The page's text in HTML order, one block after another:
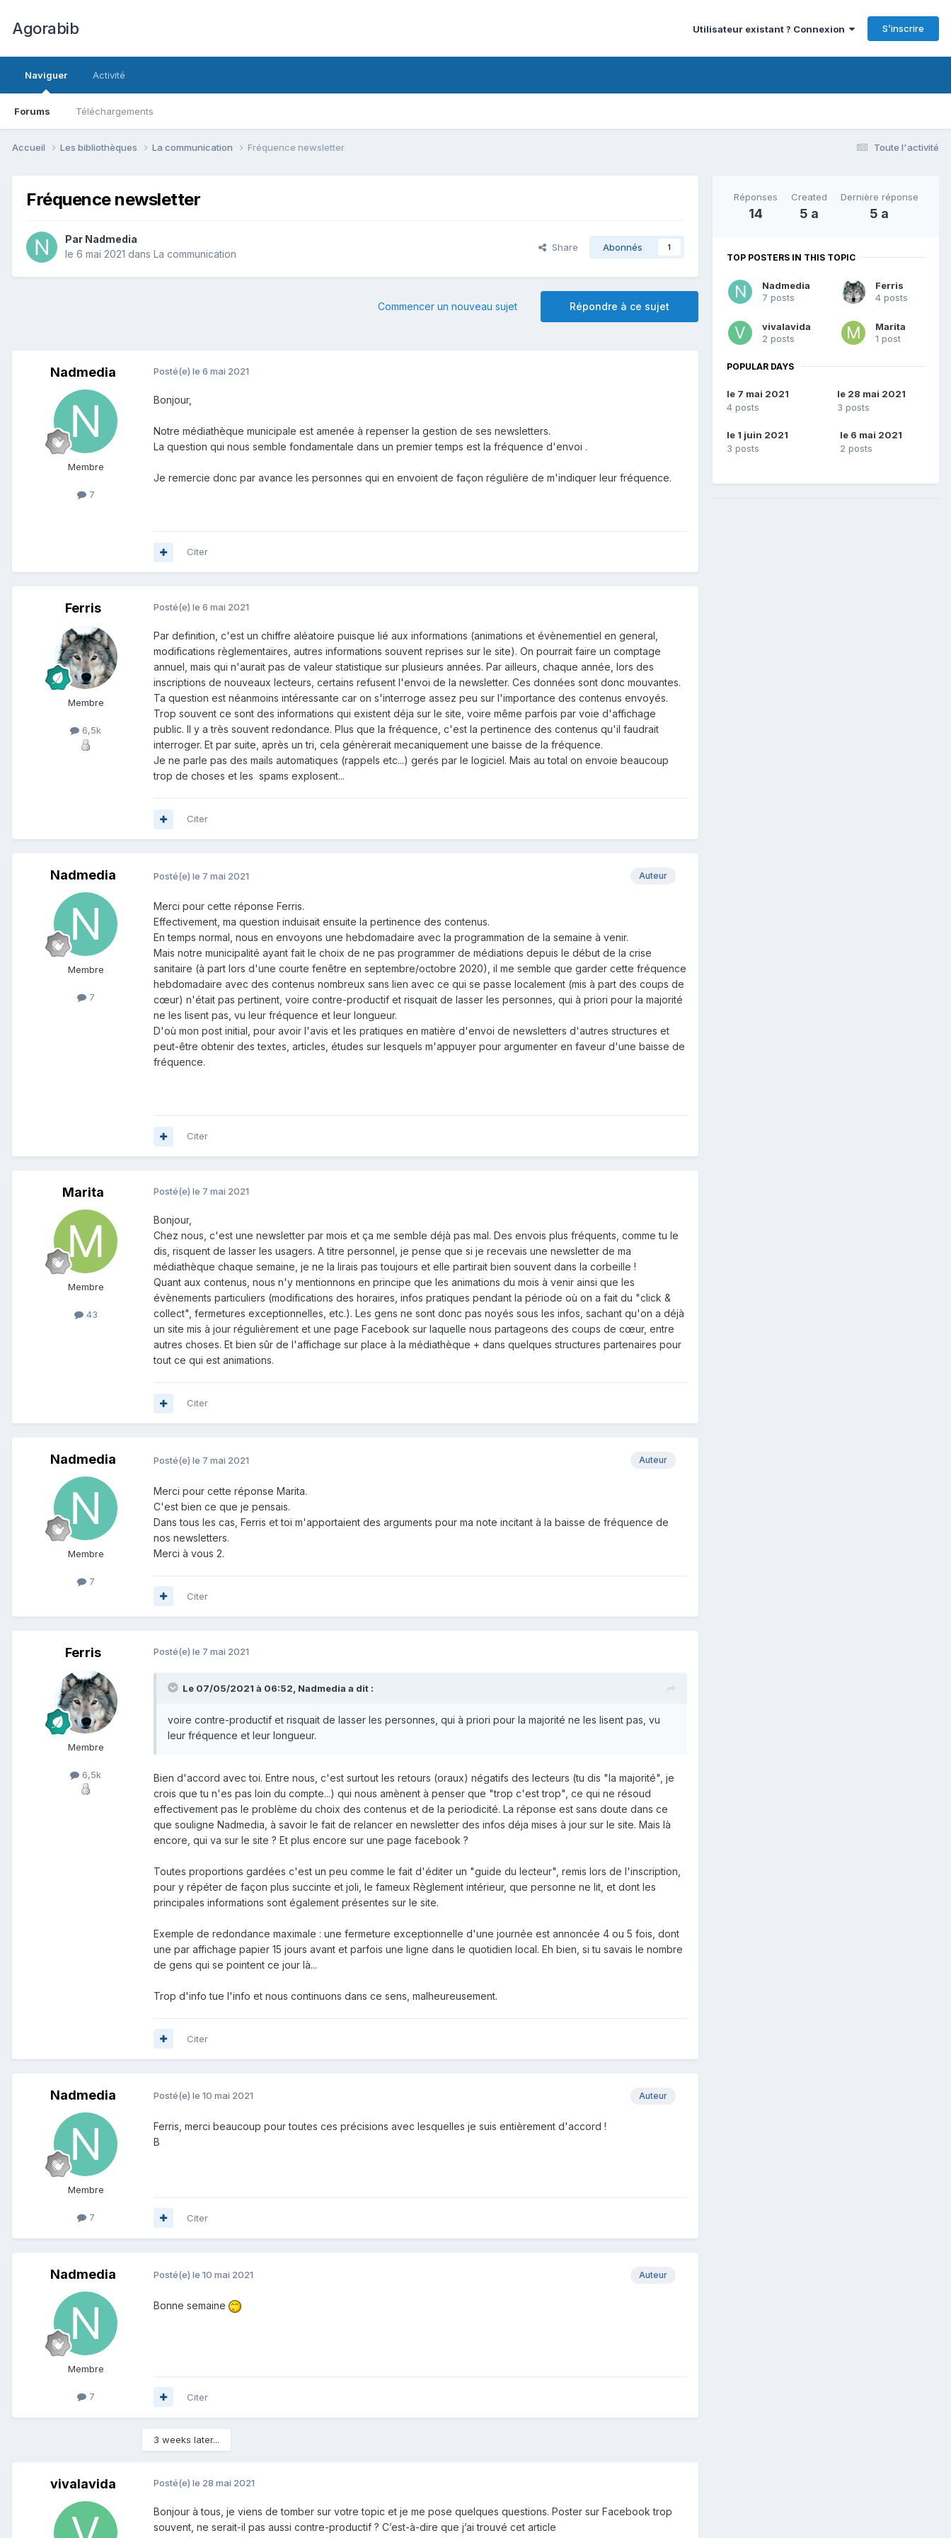
Agorabib Utilisateur existant ? Connexion S’inscrire
Naviguer
Forums Téléchargements
Activité
Toute l'activité
Accueil Les bibliothèques La communication Fréquence newsletter
Fréquence newsletter
Par Nadmedia
le 6 mai 2021 dans La communication
Share Abonnés 1
Répondre à ce sujet
Commencer un nouveau sujet
Nadmedia
Membre
7
Posté(e) le 6 mai 2021
Bonjour,
Notre médiathèque municipale est amenée à repenser la gestion de ses newsletters.
La question qui nous semble fondamentale dans un premier temps est la fréquence d'envoi .
Je remercie donc par avance les personnes qui en envoient de façon régulière de m'indiquer leur fréquence.
Citer
Ferris
Membre
6,5k
Posté(e) le 6 mai 2021
Par definition, c'est un chiffre aléatoire puisque lié aux informations (animations et évènementiel en general,
modifications règlementaires, autres informations souvent reprises sur le site). On pourrait faire un comptage
annuel, mais qui n'aurait pas de valeur statistique sur plusieurs années. Par ailleurs, chaque année, lors des
inscriptions de nouveaux lecteurs, certains refusent l'envoi de la newsletter. Ces données sont donc mouvantes.
Ta question est néanmoins intéressante car on s'interroge assez peu sur l'importance des contenus envoyés.
Trop souvent ce sont des informations qui existent déja sur le site, voire même parfois par voie d'affichage
public. Il y a très souvent redondance. Plus que la fréquence, c'est la pertinence des contenus qu'il faudrait
interroger. Et par suite, après un tri, cela génèrerait mecaniquement une baisse de la fréquence.
Je ne parle pas des mails automatiques (rappels etc...) gerés par le logiciel. Mais au total on envoie beaucoup
trop de choses et les spams explosent...
Citer
Nadmedia
Membre
7
Auteur
Posté(e) le 7 mai 2021
Merci pour cette réponse Ferris.
Effectivement, ma question induisait ensuite la pertinence des contenus.
En temps normal, nous en envoyons une hebdomadaire avec la programmation de la semaine à venir.
Mais notre municipalité ayant fait le choix de ne pas programmer de médiations depuis le début de la crise
sanitaire (à part lors d'une courte fenêtre en septembre/octobre 2020), il me semble que garder cette fréquence
hebdomadaire avec des contenus nombreux sans lien avec ce qui se passe localement (mis à part des coups de
cœur) n'était pas pertinent, voire contre-productif et risquait de lasser les personnes, qui à priori pour la majorité
ne les lisent pas, vu leur fréquence et leur longueur.
D'où mon post initial, pour avoir l'avis et les pratiques en matière d'envoi de newsletters d'autres structures et
peut-être obtenir des textes, articles, études sur lesquels m'appuyer pour argumenter en faveur d'une baisse de
fréquence.
Citer
Marita
Membre
43
Posté(e) le 7 mai 2021
Bonjour,
Chez nous, c'est une newsletter par mois et ça me semble déjà pas mal. Des envois plus fréquents, comme tu le
dis, risquent de lasser les usagers. A titre personnel, je pense que si je recevais une newsletter de ma
médiathèque chaque semaine, je ne la lirais pas toujours et elle partirait bien souvent dans la corbeille !
Quant aux contenus, nous n'y mentionnons en principe que les animations du mois à venir ainsi que les
évènements particuliers (modifications des horaires, infos pratiques pendant la période où on a fait du "click &
collect", fermetures exceptionnelles, etc.). Les gens ne sont donc pas noyés sous les infos, sachant qu'on a déjà
un site mis à jour régulièrement et une page Facebook sur laquelle nous partageons des coups de cœur, entre
autres choses. Et bien sûr de l'affichage sur place à la médiathèque + dans quelques structures partenaires pour
tout ce qui est animations.
Citer
Nadmedia
Membre
7
Auteur
Posté(e) le 7 mai 2021
Merci pour cette réponse Marita.
C'est bien ce que je pensais.
Dans tous les cas, Ferris et toi m'apportaient des arguments pour ma note incitant à la baisse de fréquence de
nos newsletters.
Merci à vous 2.
Citer
Ferris
Membre
6,5k
Posté(e) le 7 mai 2021
Le 07/05/2021 à 06:52, Nadmedia a dit :
voire contre-productif et risquait de lasser les personnes, qui à priori pour la majorité ne les lisent pas, vu
leur fréquence et leur longueur.
Bien d'accord avec toi. Entre nous, c'est surtout les retours (oraux) négatifs des lecteurs (tu dis "la majorité", je
crois que tu n'es pas loin du compte...) qui nous amènent à penser que "trop c'est trop", ce qui ne résoud
effectivement pas le problème du choix des contenus et de la periodicité. La réponse est sans doute dans ce
que souligne Nadmedia, à savoir le fait de relancer en newsletter des infos déja mises à jour sur le site. Mais là
encore, qui va sur le site ? Et plus encore sur une page facebook ?
Toutes proportions gardées c'est un peu comme le fait d'éditer un "guide du lecteur", remis lors de l'inscription,
pour y répéter de façon plus succinte et joli, le fameux Règlement intérieur, que personne ne lit, et dont les
principales informations sont également présentes sur le site.
Exemple de redondance maximale : une fermeture exceptionnelle d'une journée est annoncée 4 ou 5 fois, dont
une par affichage papier 15 jours avant et parfois une ligne dans le quotidien local. Eh bien, si tu savais le nombre
de gens qui se pointent ce jour là...
Trop d'info tue l'info et nous continuons dans ce sens, malheureusement.
Citer
Nadmedia
Membre
7
Auteur
Posté(e) le 10 mai 2021
Ferris, merci beaucoup pour toutes ces précisions avec lesquelles je suis entièrement d'accord !
B
Citer
Nadmedia
Membre
7
Auteur
Posté(e) le 10 mai 2021
Bonne semaine
Citer
3 weeks later...
vivalavida Posté(e) le 28 mai 2021
Bonjour à tous, je viens de tomber sur votre topic et je me pose quelques questions. Poster sur Facebook trop
souvent, ne serait-il pas aussi contre-productif ? C’est-à-dire que j’ai trouvé cet article
Réponses
14
Created
5 a
Dernière réponse
5 a
TOP POSTERS IN THIS TOPIC
Nadmedia
7 posts
Ferris
4 posts
vivalavida
2 posts
Marita
1 post
POPULAR DAYS
le 7 mai 2021
4 posts
le 28 mai 2021
3 posts
le 1 juin 2021
3 posts
le 6 mai 2021
2 posts